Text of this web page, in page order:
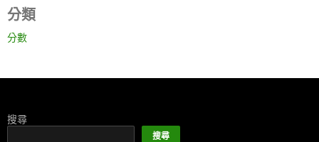
分類
分數
搜尋
搜尋